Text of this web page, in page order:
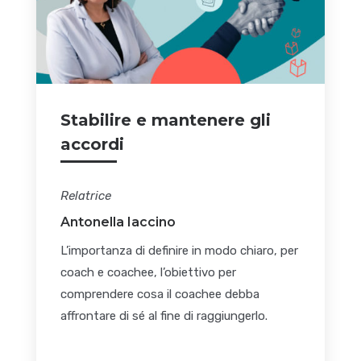
Stabilire e mantenere gli
accordi
Relatrice
Antonella Iaccino
L’importanza di definire in modo chiaro, per
coach e coachee, l’obiettivo per
comprendere cosa il coachee debba
affrontare di sé al fine di raggiungerlo.